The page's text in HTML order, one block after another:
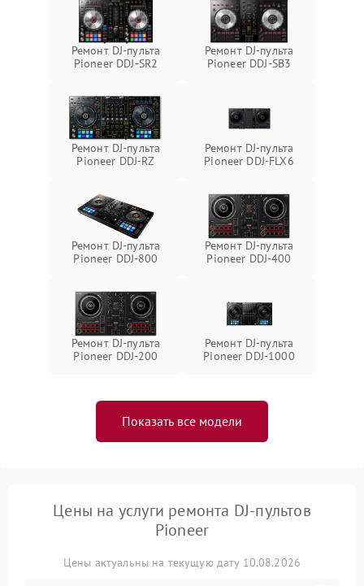
Ремонт DJ-пульта
Pioneer DDJ-SR2
Ремонт DJ-пульта
Pioneer DDJ-SB3
Ремонт DJ-пульта
Pioneer DDJ-RZ
Ремонт DJ-пульта
Pioneer DDJ-FLX6
Ремонт DJ-пульта
Pioneer DDJ-800
Ремонт DJ-пульта
Pioneer DDJ-400
Ремонт DJ-пульта
Pioneer DDJ-200
Ремонт DJ-пульта
Pioneer DDJ-1000
Показать все модели
Цены на услуги ремонта DJ-пультов
Pioneer
Цены актуальны на текущую дату 10.08.2026